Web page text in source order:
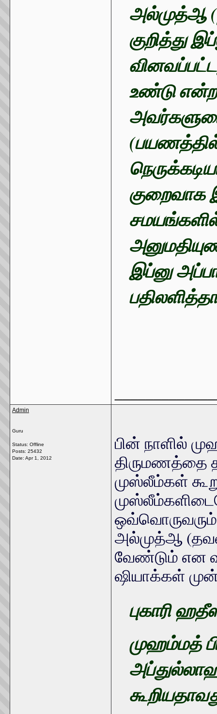
அல்முத்ஆ
குறித்து
உண்டு
குறைவாக
இப்னு
Admin
Guru
Status: Offline
Posts: 25432
Date: Apr 1, 2012
பின் நாளில்
திருமணத்தை
முஸ்லீம்கள்
அல்முத்ஆ
வேண்டும் என
ஷியாக்கள்
புகாரி
முஹம்மத்